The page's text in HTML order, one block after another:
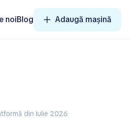
noiBlog Adaugă mașină
din Iulie 2026